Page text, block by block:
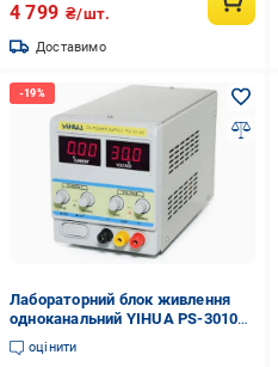
4 799 ₴/шт.
Доставимо
Лабораторний блок живлення
одноканальний YIHUA PS-3010D
300 Вт/30 В/10А Сірий (168-31-
128-458)
оцінити